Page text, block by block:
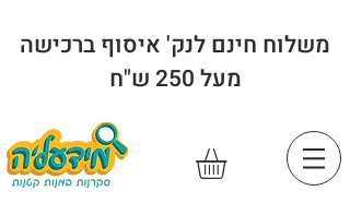
משלוח חינם לנק' איסוף ברכישה
מעל 250 ש"ח